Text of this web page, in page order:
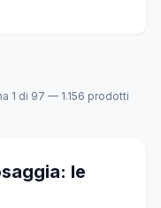
1 di 97 — 1.156 prodotti
le